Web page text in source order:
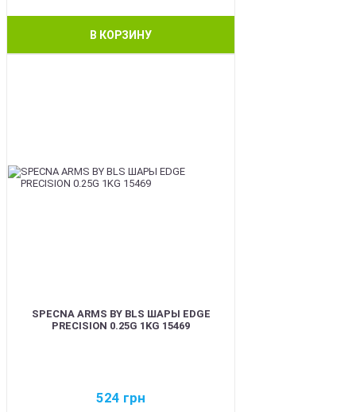
В КОРЗИНУ
SPECNA ARMS BY BLS ШАРЫ EDGE
PRECISION 0.25G 1KG 15469
524 грн